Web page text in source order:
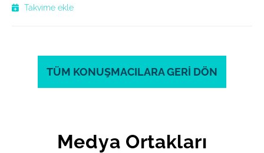
Takvime ekle
TÜM KONUŞMACILARA GERİ DÖN
Medya Ortakları